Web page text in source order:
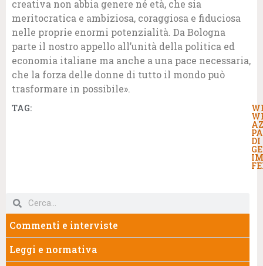
creativa non abbia genere né età, che sia
meritocratica e ambiziosa, coraggiosa e fiduciosa
nelle proprie enormi potenzialità. Da Bologna
parte il nostro appello all’unità della politica ed
economia italiane ma anche a una pace necessaria,
che la forza delle donne di tutto il mondo può
trasformare in possibile».
TAG:
DI
Commenti e interviste
Leggi e normativa